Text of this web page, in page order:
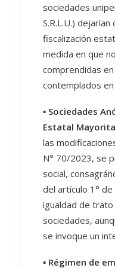
sociedades
S.R.L.U.)
fiscalización
medida en que
comprendidas
contemplados
▪️ Sociedades
Estatal
las
N° 70/2023, se
social,
del artículo 1° de
igualdad de
sociedades,
se invoque un
▪️ Régimen de